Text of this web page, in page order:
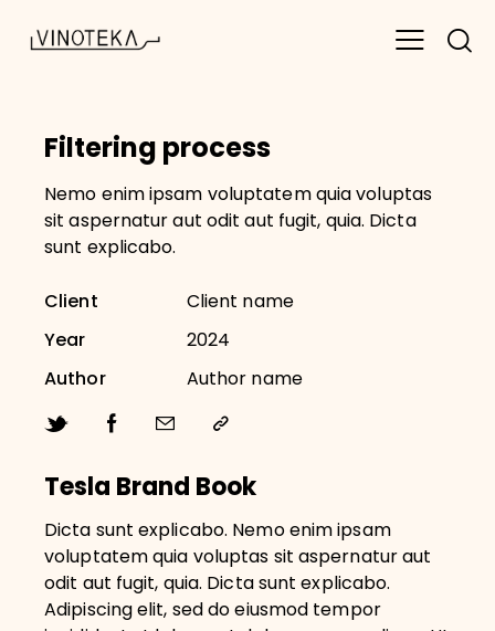
Filtering process
Tesla Brand Book
Dicta sunt explicabo. Nemo enim ipsam
voluptatem quia voluptas sit aspernatur aut
odit aut fugit, quia. Dicta sunt explicabo.
Adipiscing elit, sed do eiusmod tempor
Nemo enim ipsam voluptatem quia voluptas
sit aspernatur aut odit aut fugit, quia. Dicta
sunt explicabo.
Client
Client name
Year
2024
Author
Author name